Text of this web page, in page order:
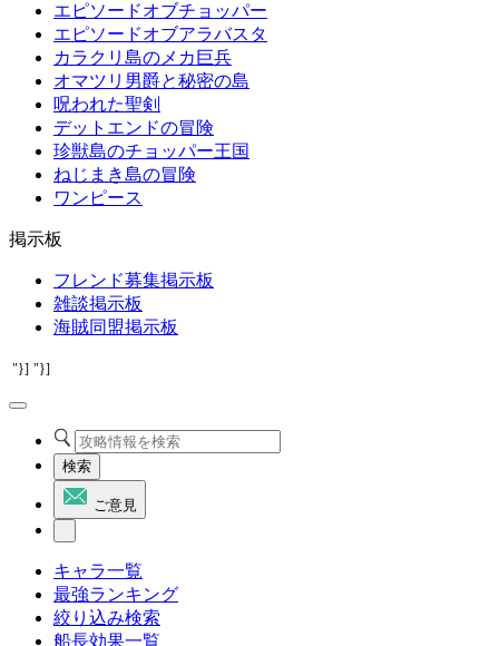
エピソードオブチョッパー
エピソードオブアラバスタ
カラクリ島のメカ巨兵
オマツリ男爵と秘密の島
呪われた聖剣
デットエンドの冒険
珍獣島のチョッパー王国
ねじまき島の冒険
ワンピース
掲示板
フレンド募集掲示板
雑談掲示板
海賊同盟掲示板
"}] "}]
検索
ご意見
キャラ一覧
最強ランキング
絞り込み検索
船長効果一覧